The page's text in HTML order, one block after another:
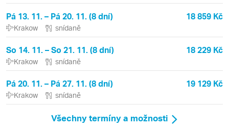
Pá 13. 11. – Pá 20. 11. (8 dní) 18 859 Kč
Krakow snídaně
So 14. 11. – So 21. 11. (8 dní) 18 229 Kč
Krakow snídaně
Pá 20. 11. – Pá 27. 11. (8 dní) 19 129 Kč
Krakow snídaně
Všechny termíny a možnosti